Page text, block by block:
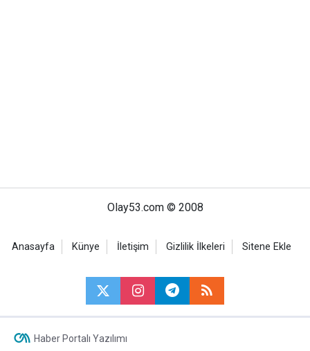
Olay53.com © 2008
Anasayfa Künye İletişim Gizlilik İlkeleri Sitene Ekle
Haber Portalı Yazılımı